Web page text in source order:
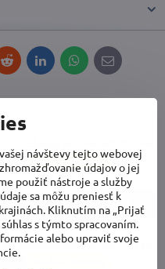
RedditLinkedInWhatsApp
E-
mail
Made in Sweden
Do košíka
vzduchu Woods WCD3 Pro
návštevy tejto webovej
údajov o jej
použiť nástroje a služby
sa môžu preniesť k
Kliknutím na „Prijať
s týmto spracovaním.
alebo upraviť svoje